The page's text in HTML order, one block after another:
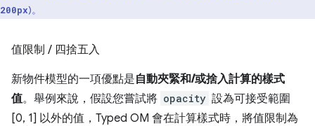
200px)。
值限制 / 四捨五入
新物件模型的一項優點是自動夾緊和/或捨入計算的樣式
值。舉例來說，假設您嘗試將 opacity 設為可接受範圍
[0, 1] 以外的值，Typed OM 會在計算樣式時，將值限制為